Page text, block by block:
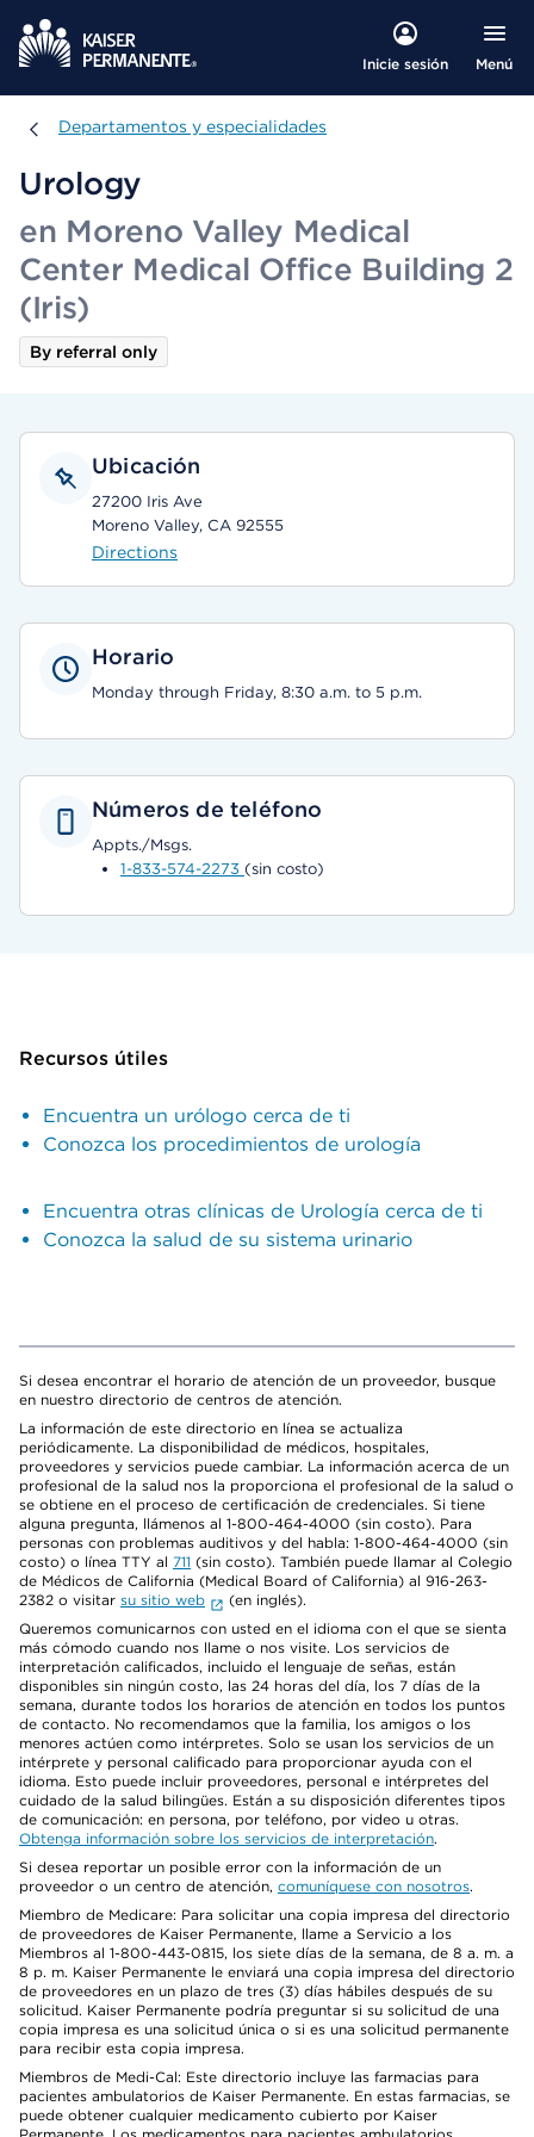
Inicie sesión Menú
Departamentos y especialidades
Departamentos y especialidades
Urology
en Moreno Valley Medical
Center Medical Office Building 2
(Iris)
By referral only
Ubicación
27200 Iris Ave
Moreno Valley, CA 92555
Directions
Horario
Monday through Friday, 8:30 a.m. to 5 p.m.
Números de teléfono
Appts./Msgs.
1-833-574-2273 (sin costo)
Recursos útiles
Encuentra un urólogo cerca de ti
Conozca los procedimientos de urología
Encuentra otras clínicas de Urología cerca de ti
Conozca la salud de su sistema urinario
Si desea encontrar el horario de atención de un proveedor, busque
en nuestro directorio de centros de atención.
La información de este directorio en línea se actualiza
periódicamente. La disponibilidad de médicos, hospitales,
proveedores y servicios puede cambiar. La información acerca de un
profesional de la salud nos la proporciona el profesional de la salud o
se obtiene en el proceso de certificación de credenciales. Si tiene
alguna pregunta, llámenos al 1-800-464-4000 (sin costo). Para
personas con problemas auditivos y del habla: 1-800-464-4000 (sin
costo) o línea TTY al 711 (sin costo). También puede llamar al Colegio
de Médicos de California (Medical Board of California) al 916-263-
2382 o visitar su sitio web
(en inglés).
Queremos comunicarnos con usted en el idioma con el que se sienta
más cómodo cuando nos llame o nos visite. Los servicios de
interpretación calificados, incluido el lenguaje de señas, están
disponibles sin ningún costo, las 24 horas del día, los 7 días de la
semana, durante todos los horarios de atención en todos los puntos
de contacto. No recomendamos que la familia, los amigos o los
menores actúen como intérpretes. Solo se usan los servicios de un
intérprete y personal calificado para proporcionar ayuda con el
idioma. Esto puede incluir proveedores, personal e intérpretes del
cuidado de la salud bilingües. Están a su disposición diferentes tipos
de comunicación: en persona, por teléfono, por video u otras.
Obtenga información sobre los servicios de interpretación.
Si desea reportar un posible error con la información de un
proveedor o un centro de atención, comuníquese con nosotros.
Miembro de Medicare: Para solicitar una copia impresa del directorio
de proveedores de Kaiser Permanente, llame a Servicio a los
Miembros al 1-800-443-0815, los siete días de la semana, de 8 a. m. a
8 p. m. Kaiser Permanente le enviará una copia impresa del directorio
de proveedores en un plazo de tres (3) días hábiles después de su
solicitud. Kaiser Permanente podría preguntar si su solicitud de una
copia impresa es una solicitud única o si es una solicitud permanente
para recibir esta copia impresa.
Miembros de Medi-Cal: Este directorio incluye las farmacias para
pacientes ambulatorios de Kaiser Permanente. En estas farmacias, se
puede obtener cualquier medicamento cubierto por Kaiser